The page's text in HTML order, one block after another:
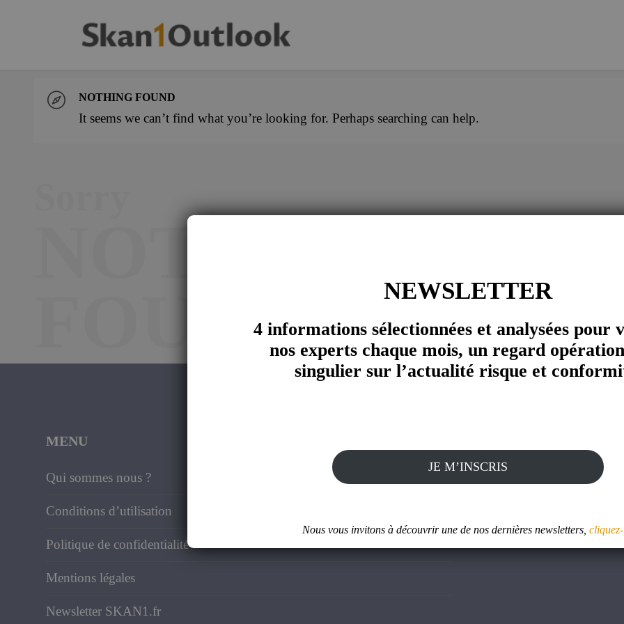
NOTHING FOUND
It seems we can’t find what you’re looking for. Perhaps searching can help.
FOUND
MENU
Qui sommes nous ?
Conditions d’utilisation
Politique de confidentialité
Mentions légales
Newsletter SKAN1.fr
Skan1 : Evaluateur
NEWSLETTER
4 informations sélectionnées et analysées pour
nos experts chaque mois, un regard
singulier sur l’actualité risque et
JE M’INSCRIS
Nous vous invitons à découvrir une de nos dernières newsletters,